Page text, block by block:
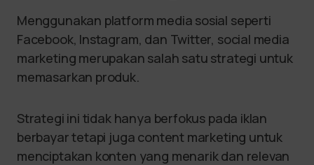
Menggunakan platform media sosial seperti
Facebook, Instagram, dan Twitter, social media
marketing merupakan salah satu strategi untuk
memasarkan produk.
Strategi ini tidak hanya berfokus pada iklan
berbayar tetapi juga content marketing untuk
menciptakan konten yang menarik dan relevan